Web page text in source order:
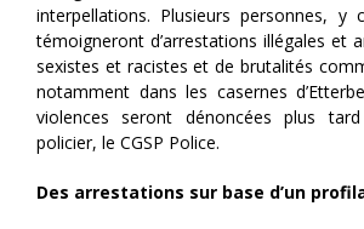
interpellations. Plusieurs personnes, y
témoigneront d’arrestations illégales et
sexistes et racistes et de brutalités
notamment dans les casernes
violences seront dénoncées plus
policier, le CGSP Police.
Des arrestations sur base d’un